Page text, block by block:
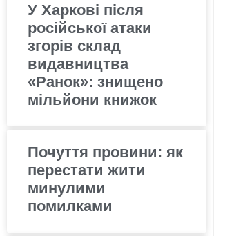
У Харкові після
російської атаки
згорів склад
видавництва
«Ранок»: знищено
мільйони книжок
Почуття провини: як
перестати жити
минулими
помилками